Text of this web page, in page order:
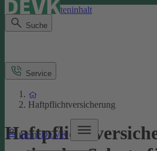
Direkt zum Seiteninhalt
Suche
meineDEVK
Service
Haftpflichtversicherung